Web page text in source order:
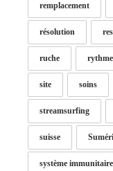
remplacement
résolution
ruche rythme
site soins
streamsurfing
suisse
système immunitaire